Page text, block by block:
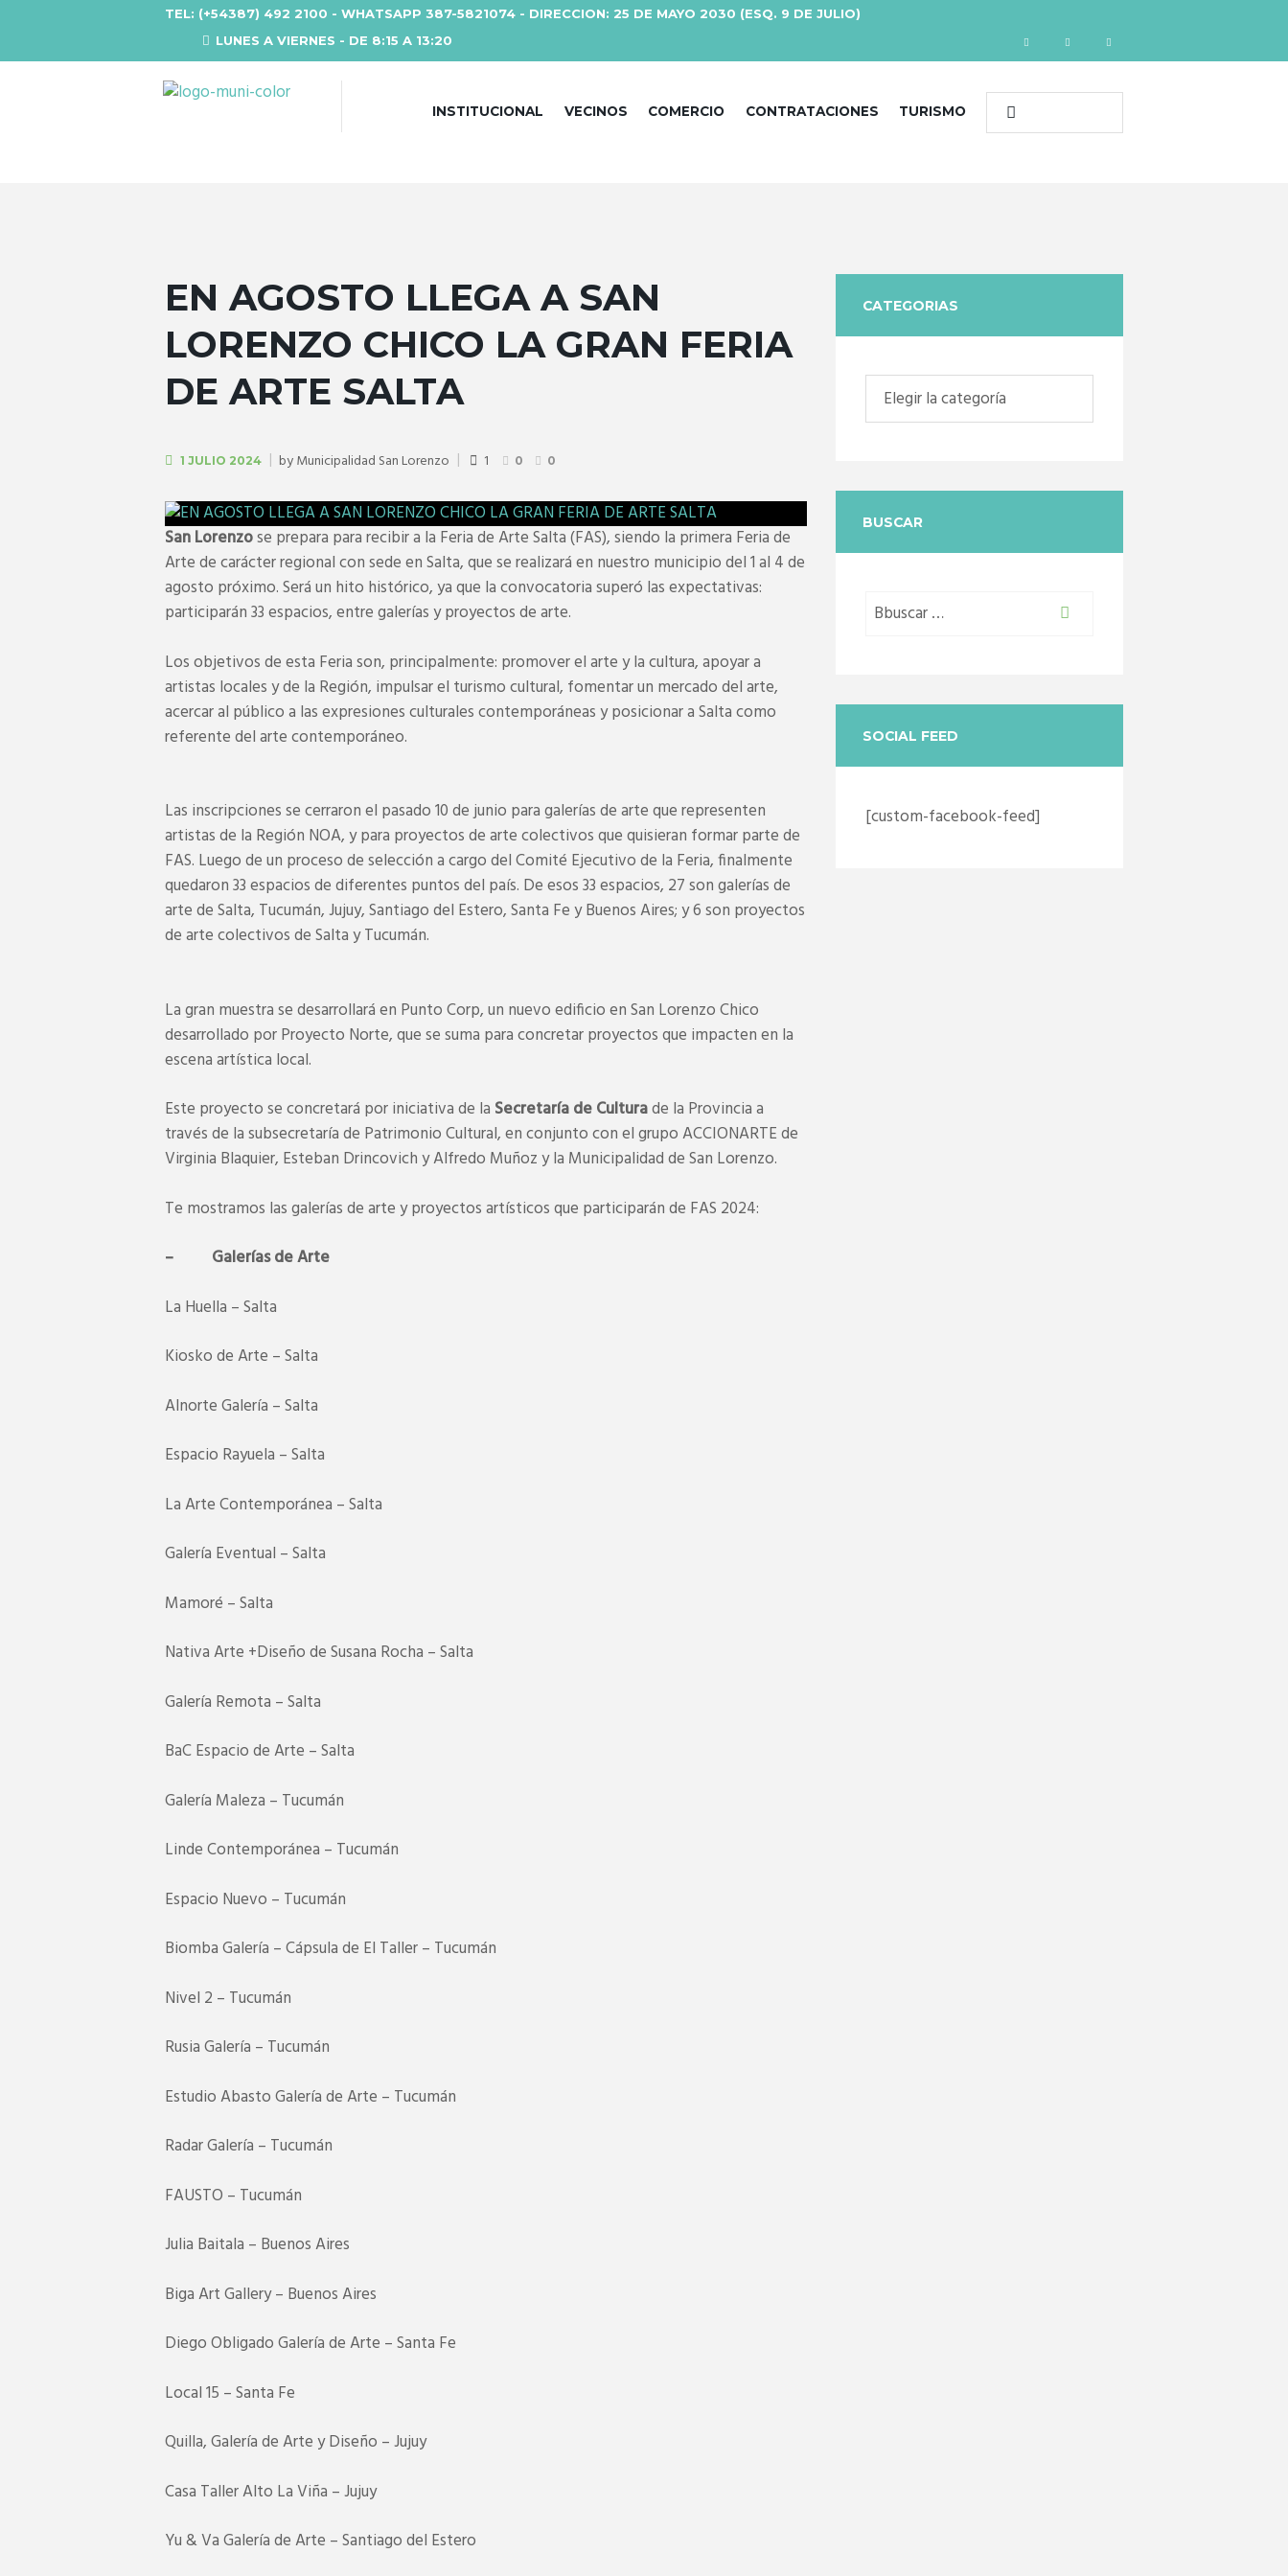
TEL: (+54387) 492 2100 - WHATSAPP 387-5821074 - DIRECCION: 25 DE MAYO 2030 (ESQ. 9 DE JULIO)
LUNES A VIERNES - DE 8:15 A 13:20
INSTITUCIONAL VECINOS COMERCIO CONTRATACIONES TURISMO
EN AGOSTO LLEGA A SAN
LORENZO CHICO LA GRAN FERIA
DE ARTE SALTA
1 JULIO 2024 byMunicipalidad San Lorenzo 1 0 0
San Lorenzose prepara para recibir a la Feria de Arte Salta (FAS), siendo la primera Feria de
Arte de carácter regional con sede en Salta, que se realizará en nuestro municipio del 1 al 4 de
agosto próximo. Será un hito histórico, ya que la convocatoria superó las expectativas:
participarán 33 espacios, entre galerías y proyectos de arte.
Los objetivos de esta Feria son, principalmente: promover el arte y la cultura, apoyar a
artistas locales y de la Región, impulsar el turismo cultural, fomentar un mercado del arte,
acercar al público a las expresiones culturales contemporáneas y posicionar a Salta como
referente del arte contemporáneo.
Las inscripciones se cerraron el pasado 10 de junio para galerías de arte que representen
artistas de la Región NOA, y para proyectos de arte colectivos que quisieran formar parte de
FAS. Luego de un proceso de selección a cargo del Comité Ejecutivo de la Feria, finalmente
quedaron 33 espacios de diferentes puntos del país. De esos 33 espacios, 27 son galerías de
arte de Salta, Tucumán, Jujuy, Santiago del Estero, Santa Fe y Buenos Aires; y 6 son proyectos
de arte colectivos de Salta y Tucumán.
La gran muestra se desarrollará en Punto Corp, un nuevo edificio en San Lorenzo Chico
desarrollado por Proyecto Norte, que se suma para concretar proyectos que impacten en la
escena artística local.
Este proyecto se concretará por iniciativa de la Secretaría de Culturade la Provincia a
través de la subsecretaría de Patrimonio Cultural, en conjunto con el grupo ACCIONARTE de
Virginia Blaquier, Esteban Drincovich y Alfredo Muñoz y la Municipalidad de San Lorenzo.
Te mostramos las galerías de arte y proyectos artísticos que participarán de FAS 2024:
– Galerías de Arte
La Huella – Salta
Kiosko de Arte – Salta
Alnorte Galería – Salta
Espacio Rayuela – Salta
La Arte Contemporánea – Salta
Galería Eventual – Salta
Mamoré – Salta
Nativa Arte +Diseño de Susana Rocha – Salta
Galería Remota – Salta
BaC Espacio de Arte – Salta
Galería Maleza – Tucumán
Linde Contemporánea – Tucumán
Espacio Nuevo – Tucumán
Biomba Galería – Cápsula de El Taller – Tucumán
Nivel 2 – Tucumán
Rusia Galería – Tucumán
Estudio Abasto Galería de Arte – Tucumán
Radar Galería – Tucumán
FAUSTO – Tucumán
Julia Baitala – Buenos Aires
Biga Art Gallery – Buenos Aires
Diego Obligado Galería de Arte – Santa Fe
Local 15 – Santa Fe
Quilla, Galería de Arte y Diseño – Jujuy
Casa Taller Alto La Viña – Jujuy
Yu & Va Galería de Arte – Santiago del Estero
CATEGORIAS
Categorias
BUSCAR
SOCIAL FEED
[custom-facebook-feed]